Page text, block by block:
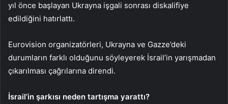
yıl önce başlayan Ukrayna işgali sonrası diskalifiye
edildiğini hatırlattı.
Eurovision organizatörleri, Ukrayna ve Gazze’deki
durumların farklı olduğunu söyleyerek İsrail’in yarışmadan
çıkarılması çağrılarına direndi.
İsrail’in şarkısı neden tartışma yarattı?